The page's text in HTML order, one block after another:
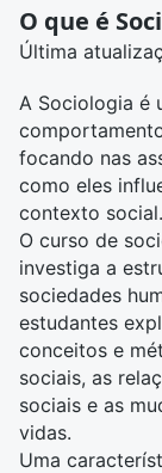
O que é
Última
A Sociologia é
focando nas
como eles
contexto social.
O curso de
investiga a
sociedades
estudantes
conceitos e
sociais, as
sociais e as
vidas.
Uma